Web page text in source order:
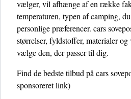
vælger, vil afhænge af en række
temperaturen, typen af ​​camping,
personlige præferencer. cars
størrelser, fyldstoffer, materialer
vælge den, der passer til dig.
Find de bedste tilbud på cars
sponsoreret link)